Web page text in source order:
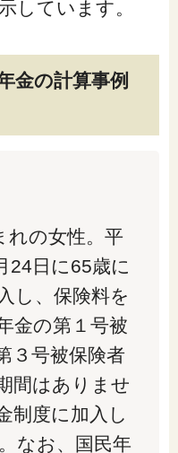
しています。
金の計算事例
れの女性。平
24日に65歳に
し、保険料を
金の第１号被
３号被保険者
間はありませ
制度に加入し
なお、国民年